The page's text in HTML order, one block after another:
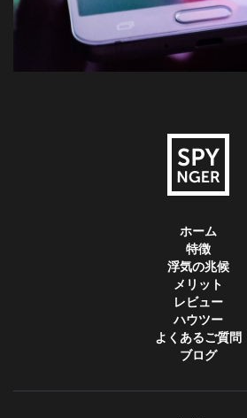
ホーム
特徴
浮気の兆候
メリット
レビュー
ハウツー
よくあるご質問
ブログ